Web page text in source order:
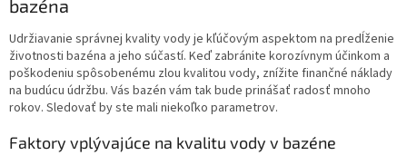
bazéna
Udržiavanie správnej kvality vody je kľúčovým aspektom na predĺženie
životnosti bazéna a jeho súčastí. Keď zabránite korozívnym účinkom a
poškodeniu spôsobenému zlou kvalitou vody, znížite finančné náklady
na budúcu údržbu. Vás bazén vám tak bude prinášať radosť mnoho
rokov. Sledovať by ste mali niekoľko parametrov.
Faktory vplývajúce na kvalitu vody v bazéne